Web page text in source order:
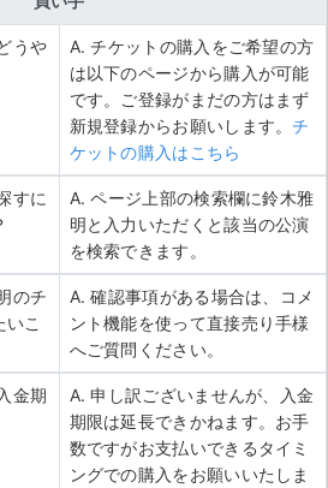
うや
A. チケットの購入をご希望の方
は以下のページから購入が可能
です。ご登録がまだの方はまず
新規登録からお願いします。チ
ケットの購入はこちら
すに
A. ページ上部の検索欄に鈴木雅
明と入力いただくと該当の公演
を検索できます。
のチ
こ
A. 確認事項がある場合は、コメ
ント機能を使って直接売り手様
へご質問ください。
金期
A. 申し訳ございませんが、入金
期限は延長できかねます。お手
数ですがお支払いできるタイミ
ングでの購入をお願いいたしま